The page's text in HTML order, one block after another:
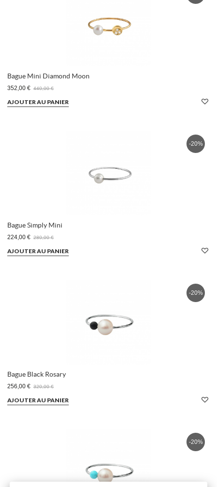
Bague Mini Diamond Moon
352,00 € 440,00 €
AJOUTER AU PANIER
Bague Simply Mini
224,00 € 280,00 €
-20%
AJOUTER AU PANIER
Bague Black Rosary
256,00 € 320,00 €
-20%
AJOUTER AU PANIER
-20%